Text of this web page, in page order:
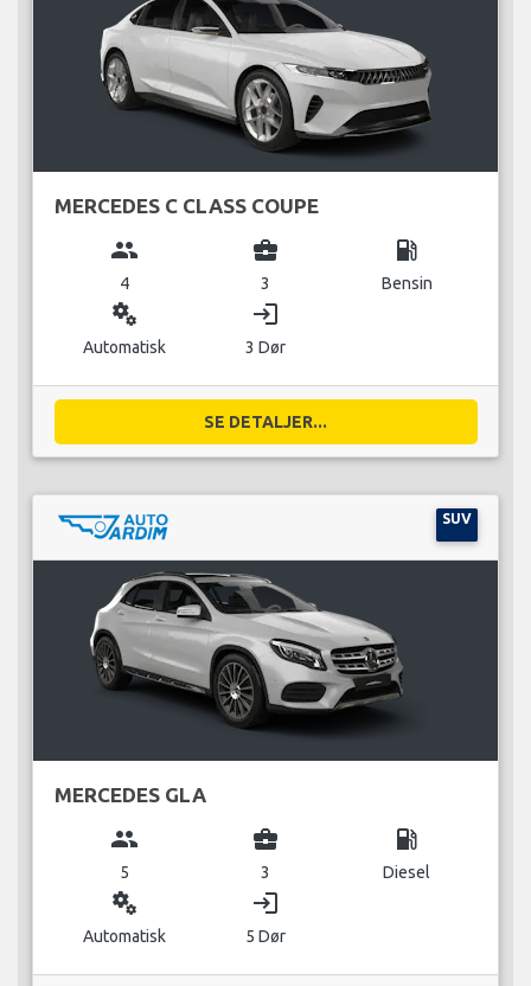
MERCEDES C CLASS COUPE
group
4
business_center
3
local_gas_station
Bensin
miscellaneous_services
Automatisk
login
3 Dør
SE DETALJER...
SUV
MERCEDES GLA
group
5
business_center
3
local_gas_station
Diesel
miscellaneous_services
Automatisk
login
5 Dør